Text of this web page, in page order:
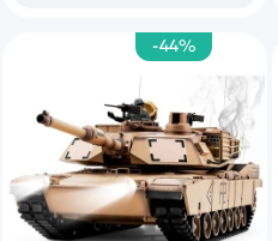
-44%